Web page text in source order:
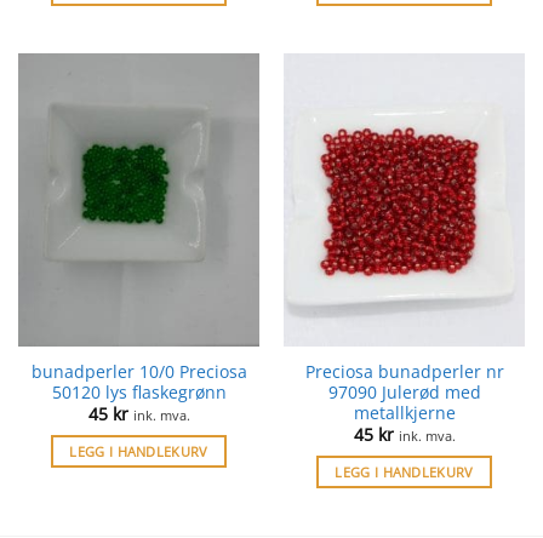
bunadperler 10/0 Preciosa
50120 lys flaskegrønn
45 kr ink. mva.
LEGG I HANDLEKURV
Preciosa bunadperler nr
97090 Julerød med
metallkjerne
45 kr ink. mva.
LEGG I HANDLEKURV